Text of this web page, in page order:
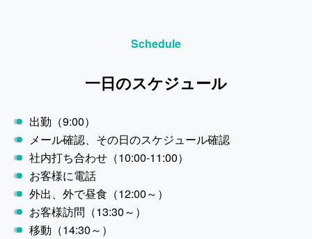
Schedule
一日のスケジュール
出勤（9:00）
メール確認、その日のスケジュール確認
社内打ち合わせ（10:00-11:00）
お客様に電話
外出、外で昼食（12:00～）
お客様訪問（13:30～）
移動（14:30～）